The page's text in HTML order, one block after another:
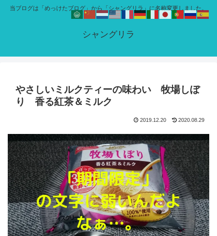
当ブログは「めっけたブログ」から「シャングリラ」に名称変更しました。
シャングリラ
やさしいミルクティーの味わい 牧場しぼ
り 香る紅茶＆ミルク
2019.12.20 2020.08.29